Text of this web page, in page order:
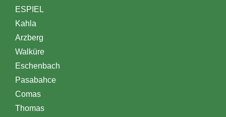
ESPIEL
Kahla
Arzberg
Walküre
Eschenbach
Pasabahce
Comas
Thomas